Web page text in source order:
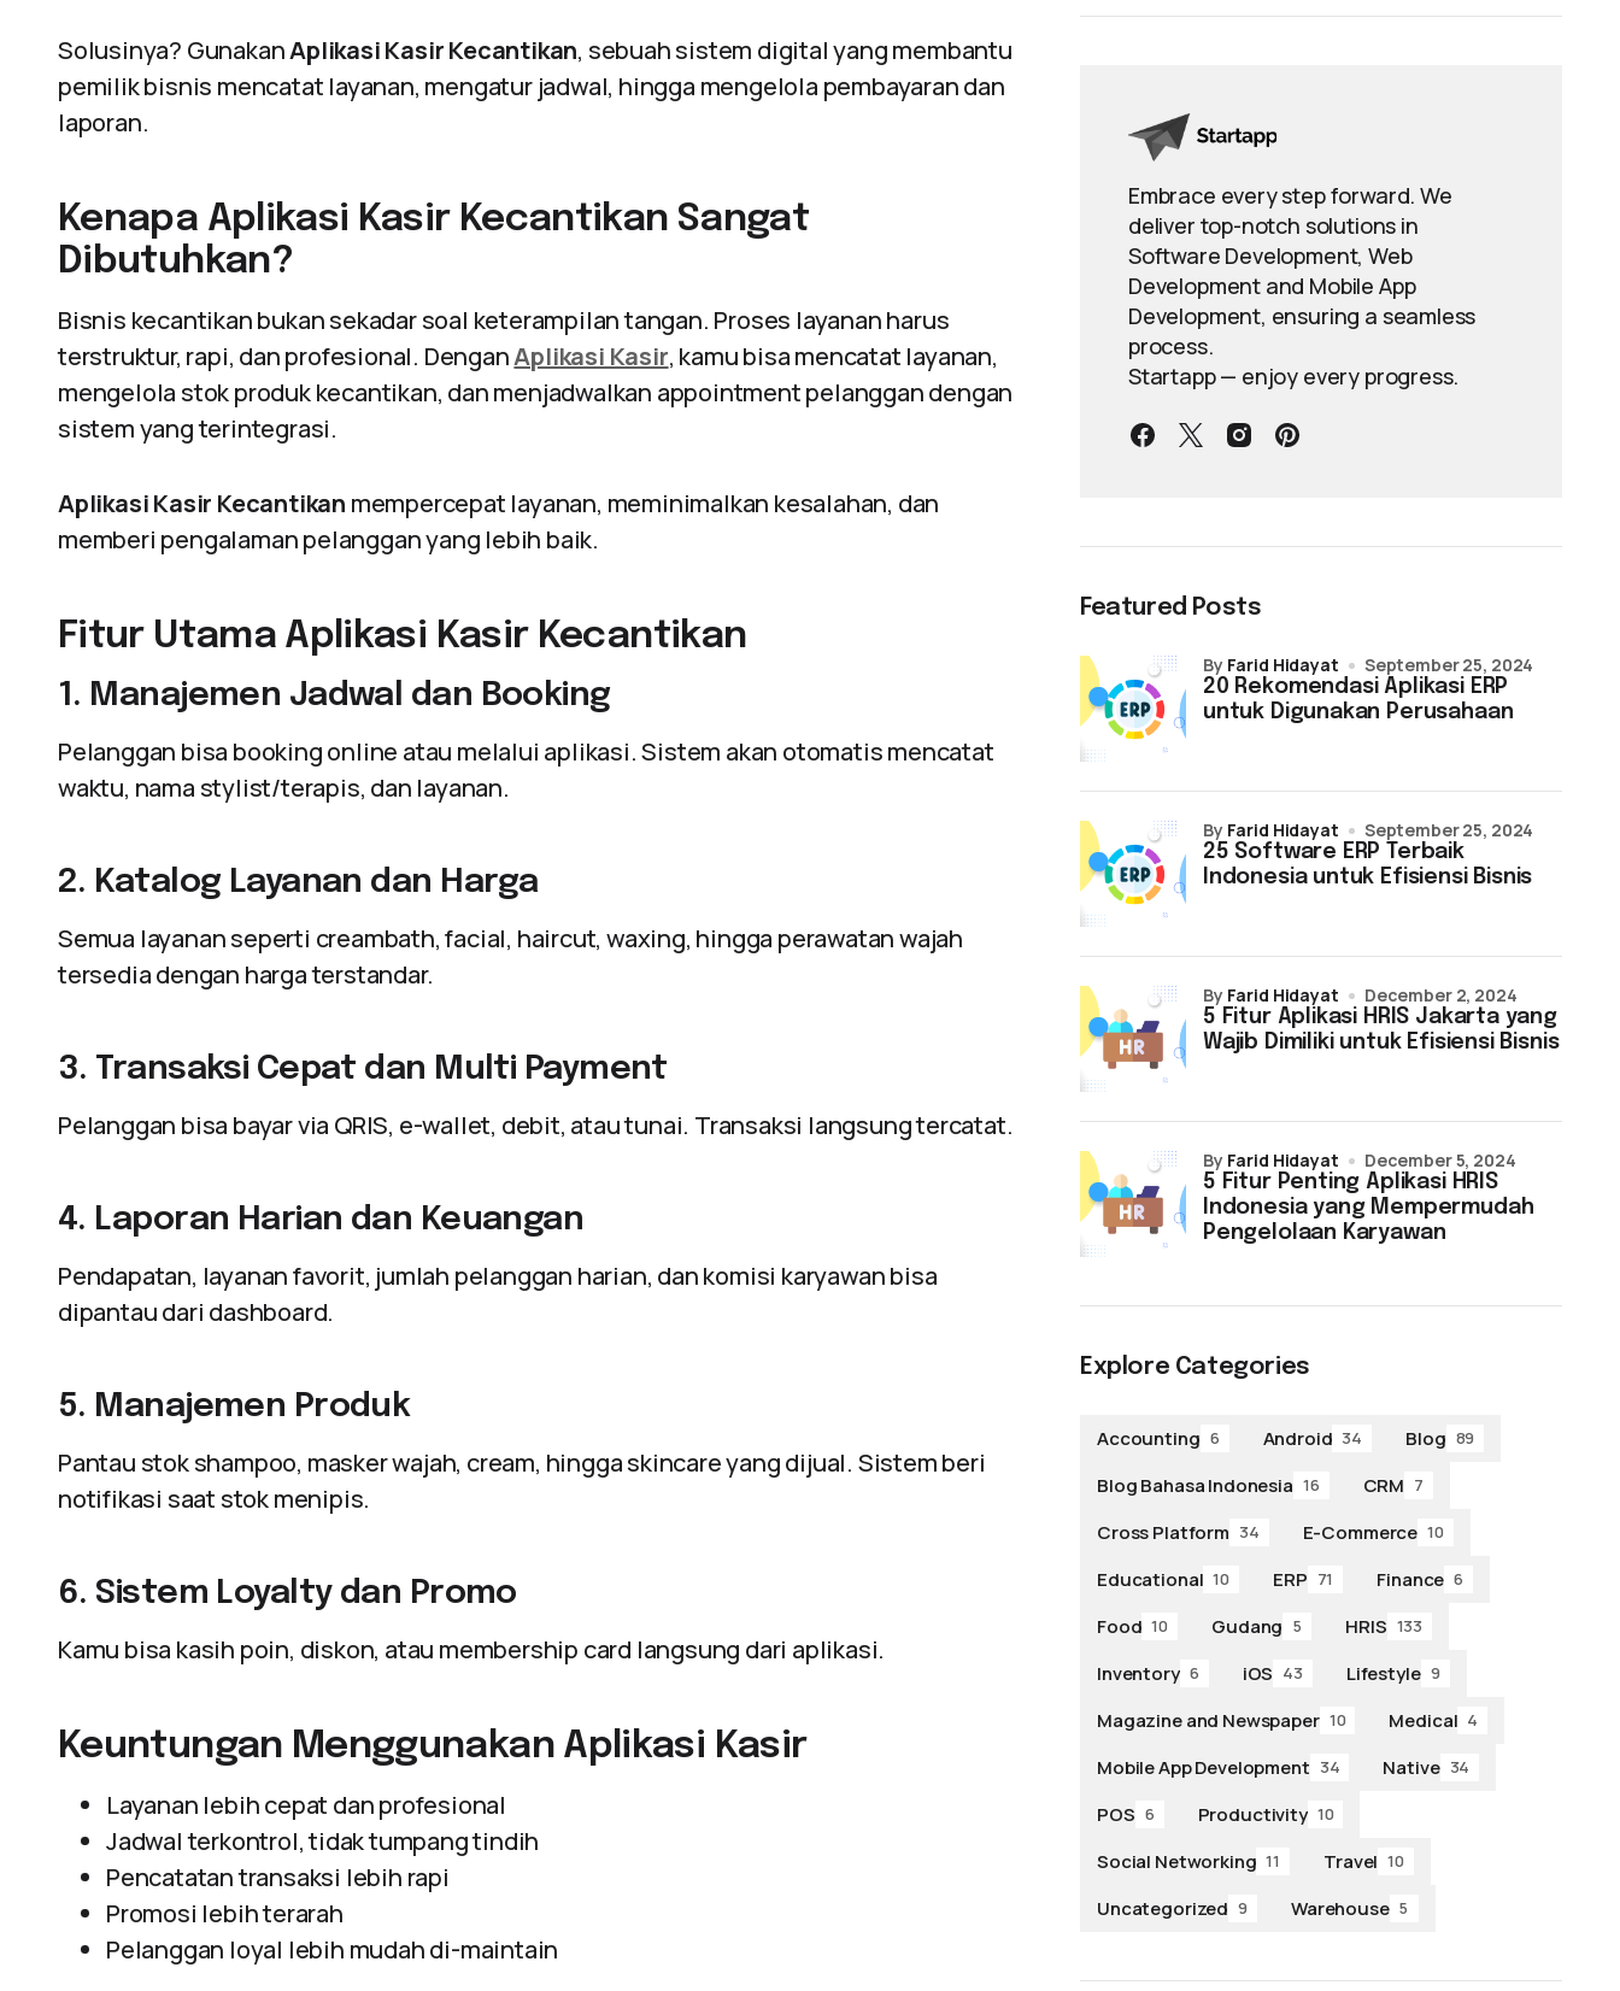
Solusinya? GunakanAplikasi Kasir Kecantikan, sebuah sistem digital yang membantu
pemilik bisnis mencatat layanan, mengatur jadwal, hingga mengelola pembayaran dan
laporan.
Kenapa Aplikasi Kasir Kecantikan Sangat
Dibutuhkan?
Bisnis kecantikan bukan sekadar soal keterampilan tangan. Proses layanan harus
terstruktur, rapi, dan profesional. DenganAplikasi Kasir, kamu bisa mencatat layanan,
mengelola stok produk kecantikan, dan menjadwalkan appointment pelanggan dengan
sistem yang terintegrasi.
Aplikasi Kasir Kecantikan mempercepat layanan, meminimalkan kesalahan, dan
memberi pengalaman pelanggan yang lebih baik.
Fitur Utama Aplikasi Kasir Kecantikan
1. Manajemen Jadwal dan Booking
Pelanggan bisa booking online atau melalui aplikasi. Sistem akan otomatis mencatat
waktu, nama stylist/terapis, dan layanan.
2. Katalog Layanan dan Harga
Semua layanan seperti creambath, facial, haircut, waxing, hingga perawatan wajah
tersedia dengan harga terstandar.
3. Transaksi Cepat dan Multi Payment
Pelanggan bisa bayar via QRIS, e-wallet, debit, atau tunai. Transaksi langsung tercatat.
4. Laporan Harian dan Keuangan
Pendapatan, layanan favorit, jumlah pelanggan harian, dan komisi karyawan bisa
dipantau dari dashboard.
5. Manajemen Produk
Pantau stok shampoo, masker wajah, cream, hingga skincare yang dijual. Sistem beri
notifikasi saat stok menipis.
6. Sistem Loyalty dan Promo
Kamu bisa kasih poin, diskon, atau membership card langsung dari aplikasi.
Keuntungan Menggunakan Aplikasi Kasir
Layanan lebih cepat dan profesional
Jadwal terkontrol, tidak tumpang tindih
Pencatatan transaksi lebih rapi
Promosi lebih terarah
Pelanggan loyal lebih mudah di-maintain
Embrace every step forward. We
deliver top-notch solutions in
Software Development, Web
Development and Mobile App
Development, ensuring a seamless
process.
Startapp — enjoy every progress.
Featured Posts
20 Rekomendasi Aplikasi ERP
untuk Digunakan Perusahaan
by Farid Hidayat September 25, 2024
25 Software ERP Terbaik
Indonesia untuk Efisiensi Bisnis
by Farid Hidayat September 25, 2024
5 Fitur Aplikasi HRIS Jakarta yang
Wajib Dimiliki untuk Efisiensi Bisnis
by Farid Hidayat December 2, 2024
5 Fitur Penting Aplikasi HRIS
Indonesia yang Mempermudah
Pengelolaan Karyawan
by Farid Hidayat December 5, 2024
Explore Categories
Accounting 6 Android 34 Blog 89
Blog Bahasa Indonesia 16 CRM 7
Cross Platform 34 E-Commerce 10
Educational 10 ERP 71 Finance 6
Food 10 Gudang 5 HRIS 133
Inventory 6 iOS 43 Lifestyle 9
Magazine and Newspaper 10 Medical 4
Mobile App Development 34 Native 34
POS 6 Productivity 10
Social Networking 11 Travel 10
Uncategorized 9 Warehouse 5